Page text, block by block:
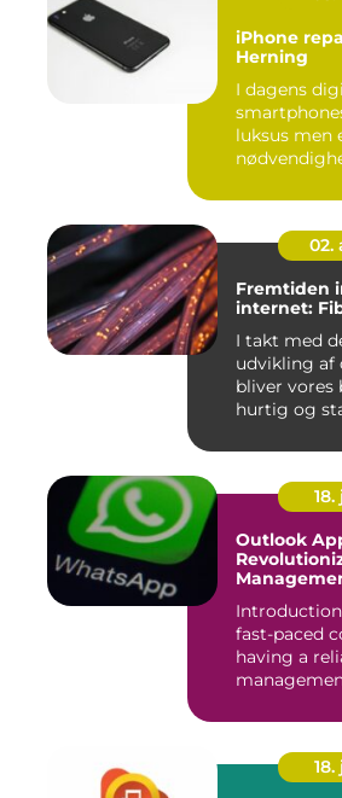
iPhone
Herning
I dagens
luksus men
02.
Fremtiden
internet:
I takt med
udvikling af
bliver vores
hurtig og
Outlook
fast-paced
having a